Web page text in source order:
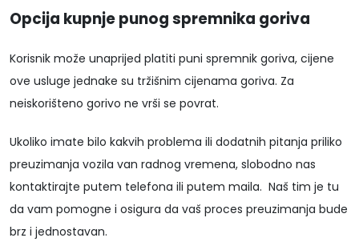
Opcija kupnje punog spremnika goriva
Korisnik može unaprijed platiti puni spremnik goriva, cijene
ove usluge jednake su tržišnim cijenama goriva. Za
neiskorišteno gorivo ne vrši se povrat.
Ukoliko imate bilo kakvih problema ili dodatnih pitanja priliko
preuzimanja vozila van radnog vremena, slobodno nas
kontaktirajte putem telefona ili putem maila. Naš tim je tu
da vam pomogne i osigura da vaš proces preuzimanja bude
brz i jednostavan.